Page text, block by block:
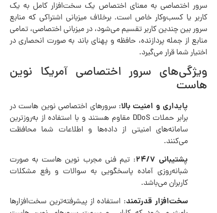
سرور اختصاصی به معنای اختصاص یک سخت‌افزار کامل به یک
کاربر یا کسب‌وکار خاص است. برخلاف میزبانی اشتراکی که منابع
سرور بین چندین کاربر تقسیم می‌شود، در میزبانی اختصاصی، تمامی
منابع از جمله پردازنده، حافظه و پهنای باند به صورت انحصاری در
اختیار شما قرار می‌گیرد.
ویژگی‌های سرور اختصاصی آمریکا نوین
هاست
پایداری و امنیت بالا: سرورهای اختصاصی نوین هاست در
برابر حملات DDoS مقاوم هستند و با استفاده از به‌روزترین
سامانه‌های امنیتی از داده‌ها و اطلاعات شما محافظت
می‌کنند.
پشتیبانی ۲۴/۷
: تیم فنی مجرب نوین هاست به صورت
شبانه‌روزی آماده پاسخگویی به سوالات و رفع مشکلات
کاربران می‌باشد.
سخت‌افزار قدرتمند: استفاده از پیشرفته‌ترین سخت‌افزارها